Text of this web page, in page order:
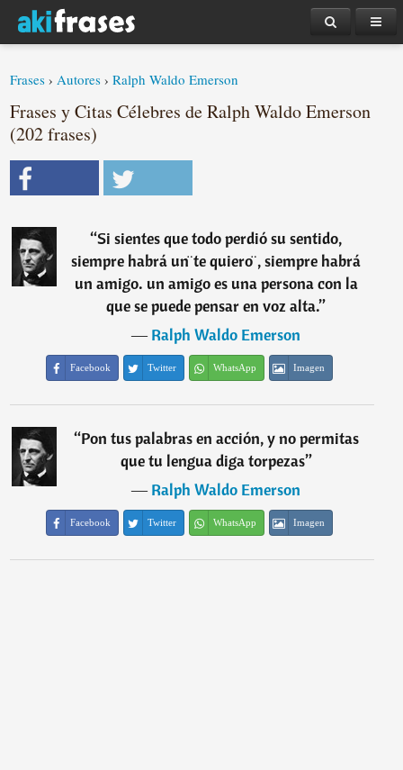
Frases ›Autores ›Ralph Waldo Emerson
Frases y Citas Célebres de Ralph Waldo Emerson
(202 frases)
“Si sientes que todo perdió su sentido,
siempre habrá un ̈te quiero ̈, siempre habrá
un amigo. un amigo es una persona con la
que se puede pensar en voz alta.”
―Ralph Waldo Emerson
Facebook Twitter WhatsApp Imagen
“Pon tus palabras en acción, y no permitas
que tu lengua diga torpezas”
―Ralph Waldo Emerson
Facebook Twitter WhatsApp Imagen